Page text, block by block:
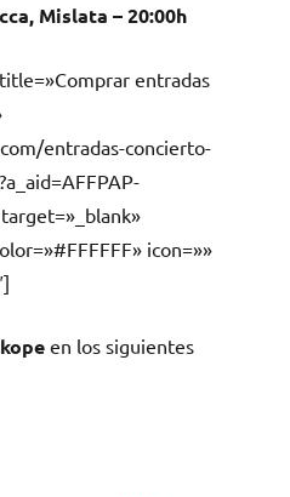
Mislata – 20:00h
entradas
entradas-concierto-
icon=»»
en los siguientes